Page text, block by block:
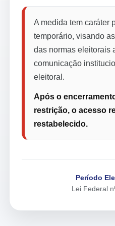
A medida tem caráter
temporário, visando
das normas eleitorais
comunicação
eleitoral.
Após o
restrição, o acesso
restabelecido.
Período
Lei Federal